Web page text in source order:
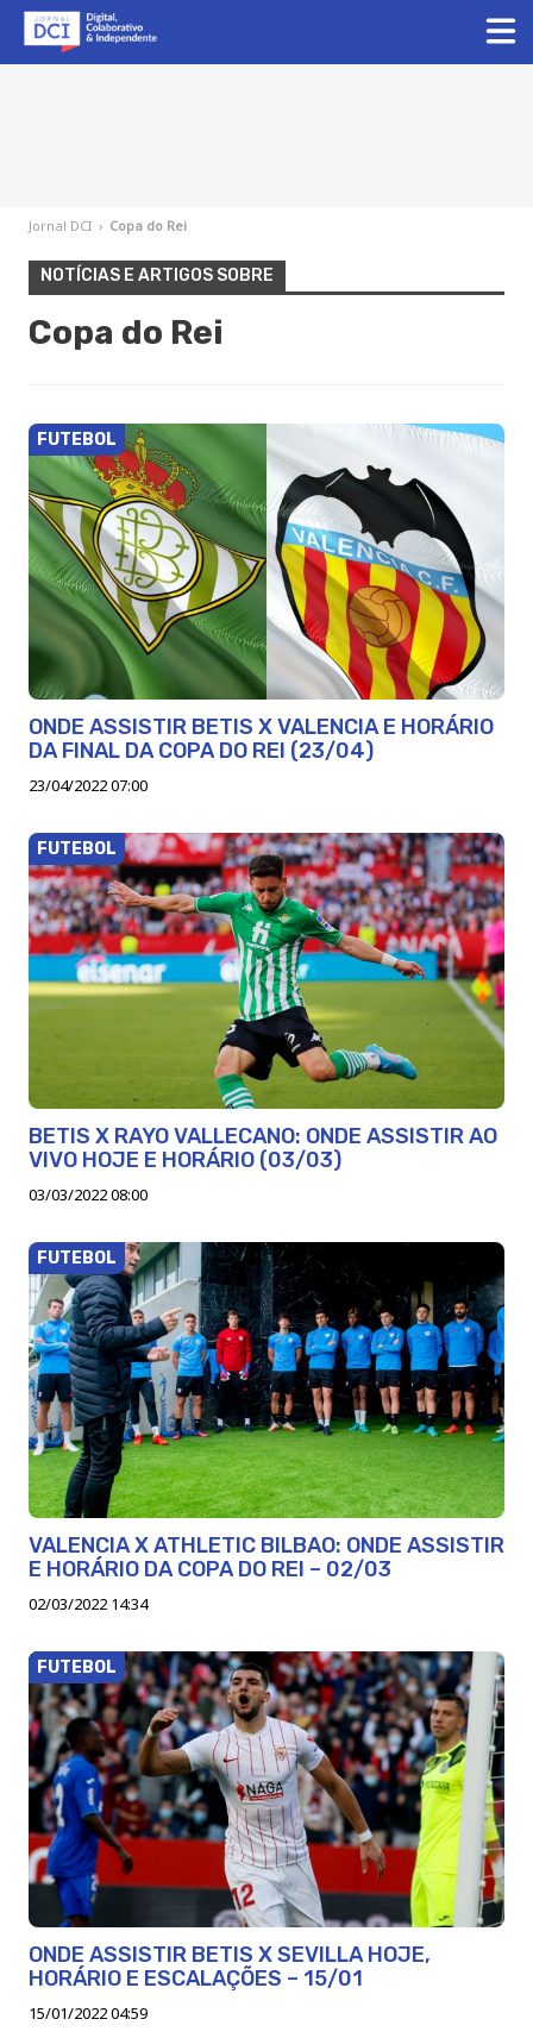
Jornal DCI › Copa do Rei
NOTÍCIAS E ARTIGOS SOBRE
Copa do Rei
FUTEBOL
ONDE ASSISTIR BETIS X VALENCIA E HORÁRIO
DA FINAL DA COPA DO REI (23/04)
23/04/2022 07:00
FUTEBOL
BETIS X RAYO VALLECANO: ONDE ASSISTIR AO
VIVO HOJE E HORÁRIO (03/03)
03/03/2022 08:00
FUTEBOL
VALENCIA X ATHLETIC BILBAO: ONDE ASSISTIR
E HORÁRIO DA COPA DO REI – 02/03
02/03/2022 14:34
FUTEBOL
ONDE ASSISTIR BETIS X SEVILLA HOJE,
HORÁRIO E ESCALAÇÕES – 15/01
15/01/2022 04:59